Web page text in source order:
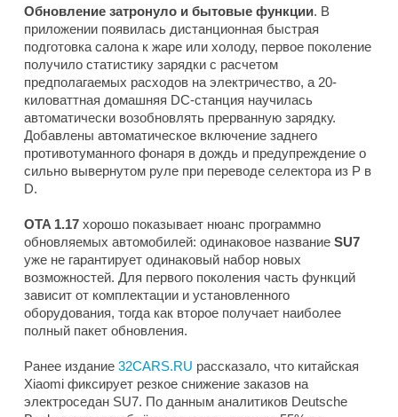
Обновление затронуло и бытовые функции. В
приложении появилась дистанционная быстрая
подготовка салона к жаре или холоду, первое поколение
получило статистику зарядки с расчетом
предполагаемых расходов на электричество, а 20-
киловаттная домашняя DC-станция научилась
автоматически возобновлять прерванную зарядку.
Добавлены автоматическое включение заднего
противотуманного фонаря в дождь и предупреждение о
сильно вывернутом руле при переводе селектора из P в
D.
OTA 1.17 хорошо показывает нюанс программно
обновляемых автомобилей: одинаковое название SU7
уже не гарантирует одинаковый набор новых
возможностей. Для первого поколения часть функций
зависит от комплектации и установленного
оборудования, тогда как второе получает наиболее
полный пакет обновления.
Ранее издание 32CARS.RU рассказало, что китайская
Xiaomi фиксирует резкое снижение заказов на
электроседан SU7. По данным аналитиков Deutsche